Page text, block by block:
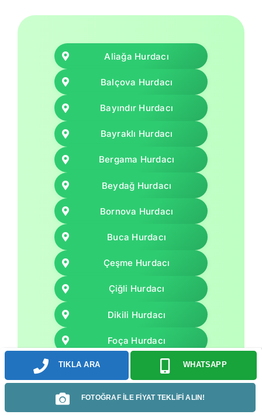
Aliağa Hurdacı
Balçova Hurdacı
Bayındır Hurdacı
Bayraklı Hurdacı
Bergama Hurdacı
Beydağ Hurdacı
Bornova Hurdacı
Buca Hurdacı
Çeşme Hurdacı
Çiğli Hurdacı
Dikili Hurdacı
Foça Hurdacı
Gaziemir Hurdacı
Güzelbahçe Hurdacı
TIKLA ARA WHATSAPP
FOTOĞRAF İLE FİYAT TEKLİFİ ALIN!